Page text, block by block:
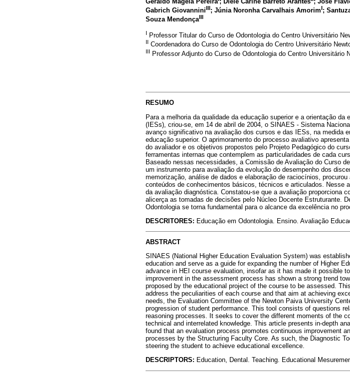
Gabrich GiovanniniIII; Júnia Noronha Carvalhais AmorimI;
Souza MendonçaIII
I Professor Titular do Curso de Odontologia do Centro Universitário
II Coordenadora do Curso de Odontologia do Centro Universitário
III Professor Adjunto do Curso de Odontologia do Centro Universitário
RESUMO
Para a melhoria da qualidade da educação superior e a orientação
(IESs), criou-se, em 14 de abril de 2004, o SINAES - Sistema
avanço significativo na avaliação dos cursos e das IESs, na medida
educação superior. O aprimoramento do processo avaliativo
do avaliador e os objetivos propostos pelo Projeto Pedagógico do
ferramentas internas que contemplem as particularidades de cada
Baseado nessas necessidades, a Comissão de Avaliação do Curso
um instrumento para avaliação da evolução do desempenho dos
memorização, análise de dados e elaboração de raciocínios,
conteúdos de conhecimentos básicos, técnicos e articulados. Nesse
da avaliação diagnóstica. Constatou-se que a avaliação proporciona
alicerça as tomadas de decisões pelo Núcleo Docente Estruturante.
Odontologia se torna fundamental para o alcance da excelência no
DESCRITORES: Educação em Odontologia. Ensino. Avaliação
ABSTRACT
SINAES (National Higher Education Evaluation System) was
education and serve as a guide for expanding the number of Higher
advance in HEI course evaluation, insofar as it has made it possible
improvement in the assessment process has shown a strong trend
proposed by the educational project of the course to be assessed.
address the peculiarities of each course and that aim at achieving
needs, the Evaluation Committee of the Newton Paiva University
progression of student performance. This tool consists of questions
reasoning processes. It seeks to cover the different moments of the
technical and interrelated knowledge. This article presents in-depth
found that an evaluation process promotes continuous improvement
processes by the Structuring Faculty Core. As such, the Diagnostic
steering the student to achieve educational excellence.
DESCRIPTORS: Education, Dental. Teaching. Educational